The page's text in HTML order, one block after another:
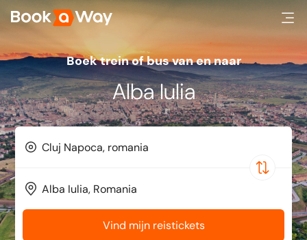
Boek trein of bus van en naar
Alba Iulia
Vind mijn reistickets